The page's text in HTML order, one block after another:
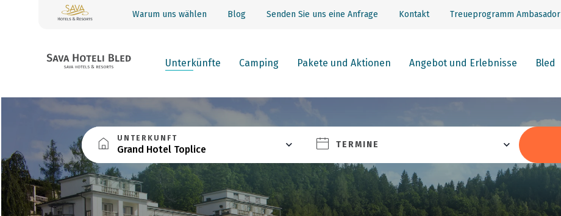
Warum uns wählen Blog Senden Sie uns eine Anfrage Kontakt Treueprogramm Ambasador
Unterkünfte Camping Pakete und Aktionen Angebot und Erlebnisse Bled
UNTERKUNFT
Grand Hotel Toplice TERMINE